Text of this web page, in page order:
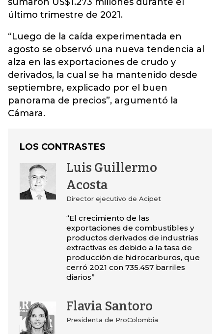
último trimestre de 2021.
“Luego de la caída experimentada en
agosto se observó una nueva tendencia al
alza en las exportaciones de crudo y
derivados, la cual se ha mantenido desde
septiembre, explicado por el buen
panorama de precios”, argumentó la
Cámara.
LOS CONTRASTES
Luis Guillermo
Acosta
Director ejecutivo de Acipet
“El crecimiento de las
exportaciones de combustibles y
productos derivados de industrias
extractivas es debido a la tasa de
producción de hidrocarburos, que
cerró 2021 con 735.457 barriles
diarios”
Flavia Santoro
Presidenta de ProColombia